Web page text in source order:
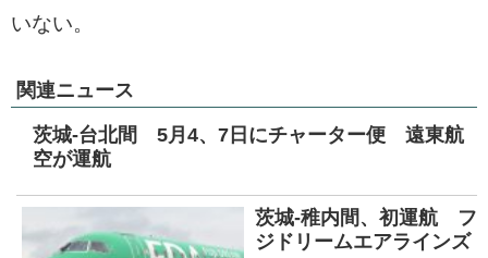
いない。
関連ニュース
茨城-台北間 5月4、7日にチャーター便 遠東航
空が運航
茨城-稚内間、初運航 フ
ジドリームエアラインズ